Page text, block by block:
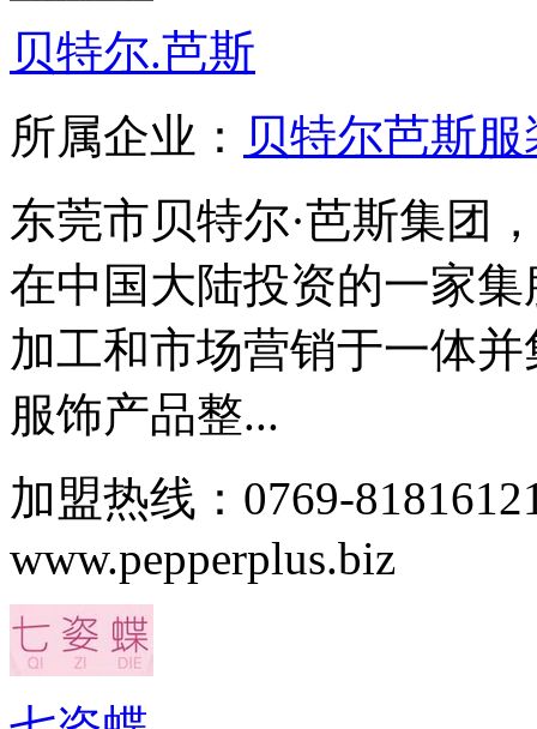
贝特尔.芭斯
所属企业： 贝特尔芭斯
东莞市贝特尔·芭斯集团
在中国大陆投资的一家
加工和市场营销于一体
服饰产品整...
加盟热线：0769-
www.pepperplus.biz